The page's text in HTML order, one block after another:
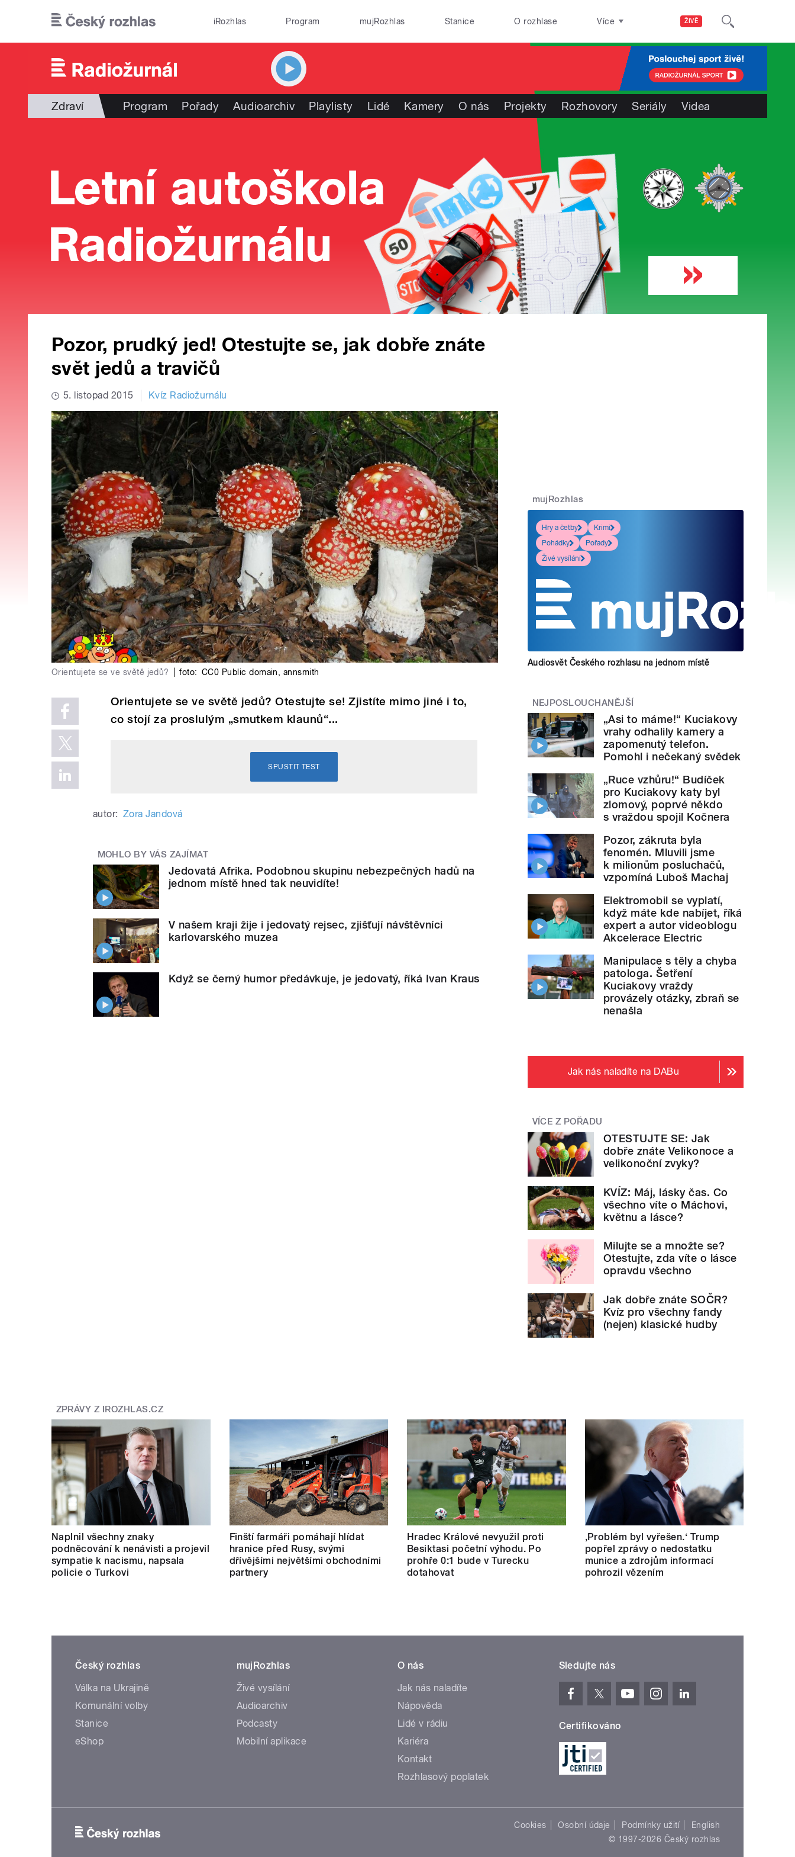
ŽIVĚ
iRozhlas Program mujRozhlas Stanice O rozhlase Více
Zdraví Program Pořady Audioarchiv Playlisty Lidé Kamery O nás Projekty Rozhovory Seriály Videa
Pozor, prudký jed! Otestujte se, jak dobře znáte
svět jedů a travičů
5. listopad 2015 Kvíz Radiožurnálu
Orientujete se ve světě jedů? foto: CC0 Public domain, annsmith
Orientujete se ve světě jedů? Otestujte se! Zjistíte mimo jiné i to,
co stojí za proslulým „smutkem klaunů“...
SPUSTIT TEST
autor: Zora Jandová
MOHLO BY VÁS ZAJÍMAT
Jedovatá Afrika. Podobnou skupinu nebezpečných hadů na
jednom místě hned tak neuvidíte!
V našem kraji žije i jedovatý rejsec, zjišťují návštěvníci
karlovarského muzea
Když se černý humor předávkuje, je jedovatý, říká Ivan Kraus
mujRozhlas
Hry a četby
Krimi
Pohádky
Pořady
Živé vysílání
Audiosvět Českého rozhlasu na jednom místě
NEJPOSLOUCHANĚJŠÍ
„Asi to máme!“ Kuciakovy
vrahy odhalily kamery a
zapomenutý telefon.
Pomohl i nečekaný svědek
„Ruce vzhůru!“ Budíček
pro Kuciakovy katy byl
zlomový, poprvé někdo
s vraždou spojil Kočnera
Pozor, zákruta byla
fenomén. Mluvili jsme
k milionům posluchačů,
vzpomíná Luboš Machaj
Elektromobil se vyplatí,
když máte kde nabíjet, říká
expert a autor videoblogu
Akcelerace Electric
Manipulace s těly a chyba
patologa. Šetření
Kuciakovy vraždy
provázely otázky, zbraň se
nenašla
Jak nás naladíte na DABu
VÍCE Z POŘADU
OTESTUJTE SE: Jak
dobře znáte Velikonoce a
velikonoční zvyky?
KVÍZ: Máj, lásky čas. Co
všechno víte o Máchovi,
květnu a lásce?
Milujte se a množte se?
Otestujte, zda víte o lásce
opravdu všechno
Jak dobře znáte SOČR?
Kvíz pro všechny fandy
(nejen) klasické hudby
ZPRÁVY Z IROZHLAS.CZ
Naplnil všechny znaky
podněcování k nenávisti a projevil
sympatie k nacismu, napsala
policie o Turkovi
Finští farmáři pomáhají hlídat
hranice před Rusy, svými
dřívějšími největšími obchodními
partnery
Hradec Králové nevyužil proti
Besiktasi početní výhodu. Po
prohře 0:1 bude v Turecku
dotahovat
‚Problém byl vyřešen.‘ Trump
popřel zprávy o nedostatku
munice a zdrojům informací
pohrozil vězením
Český rozhlas
Válka na Ukrajině
Komunální volby
Stanice
eShop
mujRozhlas
Živé vysílání
Audioarchiv
Podcasty
Mobilní aplikace
O nás
Jak nás naladíte
Nápověda
Lidé v rádiu
Kariéra
Kontakt
Rozhlasový poplatek
Sledujte nás
Certifikováno
Cookies Osobní údaje Podmínky užití
English
© 1997-2026 Český rozhlas